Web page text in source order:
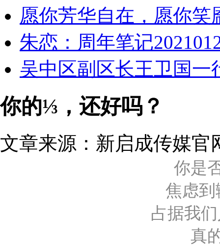
愿你芳华自在，愿你笑
朱恋：周年笔记
吴中区副区长王卫国一
你的⅓，还好吗？
文章来源：新启成传媒
你是
焦虑
占据我
真